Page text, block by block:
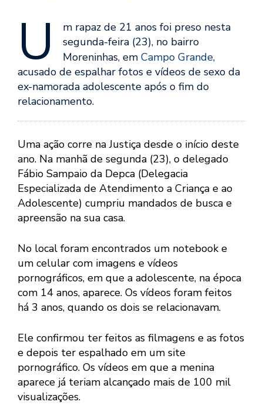
U
m rapaz de 21 anos foi preso nesta
segunda-feira (23), no bairro
Moreninhas, em Campo Grande,
acusado de espalhar fotos e vídeos de sexo da
ex-namorada adolescente após o fim do
relacionamento.
Uma ação corre na Justiça desde o início deste
ano. Na manhã de segunda (23), o delegado
Fábio Sampaio da Depca (Delegacia
Especializada de Atendimento a Criança e ao
Adolescente) cumpriu mandados de busca e
apreensão na sua casa.
No local foram encontrados um notebook e
um celular com imagens e vídeos
pornográficos, em que a adolescente, na época
com 14 anos, aparece. Os vídeos foram feitos
há 3 anos, quando os dois se relacionavam.
Ele confirmou ter feitos as filmagens e as fotos
e depois ter espalhado em um site
pornográfico. Os vídeos em que a menina
aparece já teriam alcançado mais de 100 mil
visualizações.